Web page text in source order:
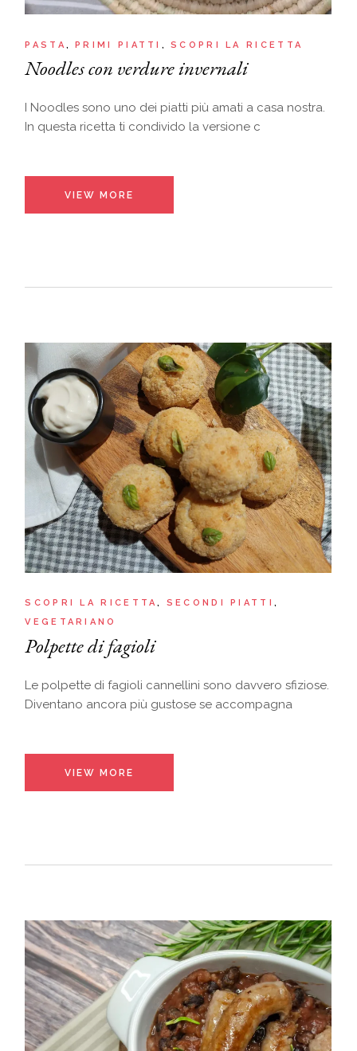
PASTA PRIMI PIATTI SCOPRI LA RICETTA
Noodles con verdure invernali
I Noodles sono uno dei piatti più amati a casa nostra.
In questa ricetta ti condivido la versione c
VIEW MORE
SCOPRI LA RICETTA
SECONDI PIATTI
VEGETARIANO
Polpette di fagioli
Le polpette di fagioli cannellini sono davvero sfiziose.
Diventano ancora più gustose se accompagna
VIEW MORE